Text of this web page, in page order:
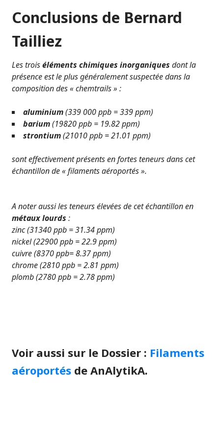
Conclusions de Bernard
Tailliez
Les troiséléments chimiques inorganiques dont la
présence est le plus généralement suspectée dans la
composition des « chemtrails » :
aluminium(339 000 ppb = 339 ppm)
barium(19820 ppb = 19.82 ppm)
strontium(21010 ppb = 21.01 ppm)
sont effectivement présents en fortes teneurs dans cet
échantillon de « filaments aéroportés ».
A noter aussi les teneurs élevées de cet échantillon en
métaux lourds :
zinc (31340 ppb = 31.34 ppm)
nickel (22900 ppb = 22.9 ppm)
cuivre (8370 ppb= 8.37 ppm)
chrome (2810 ppb = 2.81 ppm)
plomb (2780 ppb = 2.78 ppm)
Voir aussi sur le Dossier : Filaments
aéroportés de AnAlytikA.